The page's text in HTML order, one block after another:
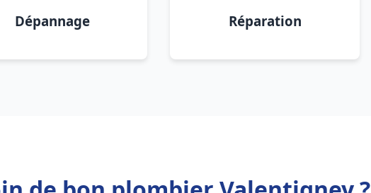
Dépannage Réparation